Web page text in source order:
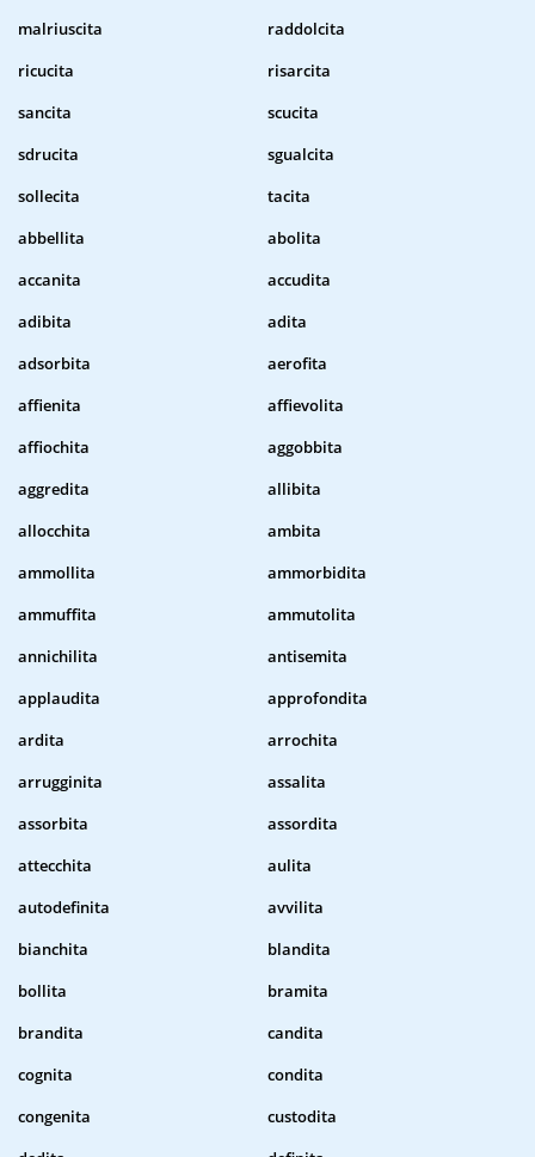
malriuscita
raddolcita
ricucita
risarcita
sancita
scucita
sdrucita
sgualcita
sollecita
tacita
abbellita
abolita
accanita
accudita
adibita
adita
adsorbita
aerofita
affienita
affievolita
affiochita
aggobbita
aggredita
allibita
allocchita
ambita
ammollita
ammorbidita
ammuffita
ammutolita
annichilita
antisemita
applaudita
approfondita
ardita
arrochita
arrugginita
assalita
assorbita
assordita
attecchita
aulita
autodefinita
avvilita
bianchita
blandita
bollita
bramita
brandita
candita
cognita
condita
congenita
custodita